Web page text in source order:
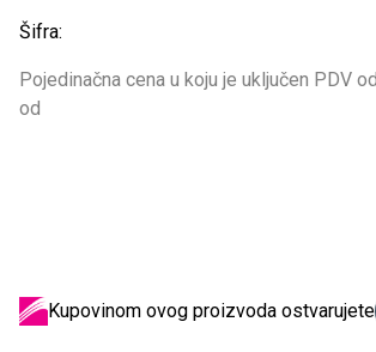
Šifra:
Pojedinačna cena u koju je uključen PDV
od
Kupovinom ovog proizvoda ostvarujete